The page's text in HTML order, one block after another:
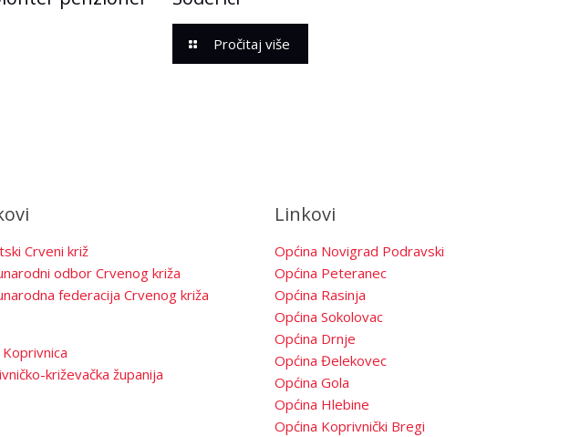
Pročitaj više
Crveni križ
odbor Crvenog križa
federacija Crvenog križa
križevačka županija
Linkovi
Općina Novigrad Podravski
Općina Peteranec
Općina Rasinja
Općina Sokolovac
Općina Drnje
Općina Đelekovec
Općina Gola
Općina Hlebine
Općina Koprivnički Bregi